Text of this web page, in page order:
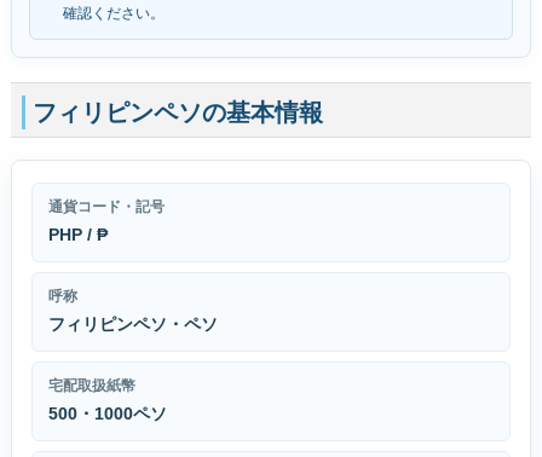
確認ください。
フィリピンペソの基本情報
通貨コード・記号
PHP / ₱
呼称
フィリピンペソ・ペソ
宅配取扱紙幣
500・1000ペソ